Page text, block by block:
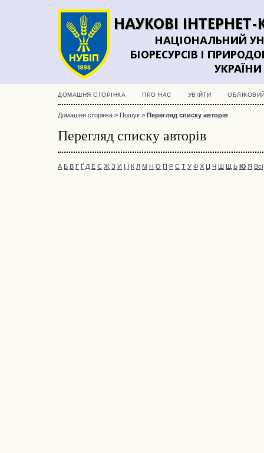
ДОМАШНЯ СТОРІНКА ПРО НАС УВІЙТИ
Домашня сторінка > Пошук > Перегляд списку авторів
Перегляд списку авторів
А Б В Г Ґ Д Е Є Ж З И І Ї К Л М Н О П Р С Т У Ф Х Ц Ч Ш Щ Ь Ю Я Всі